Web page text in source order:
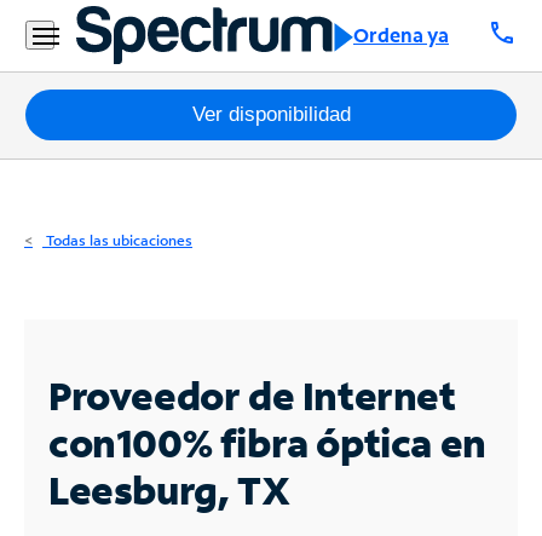
Ordena ya call
Residencial
Business
Paquetes
Internet
Business
Contáctanos
Ver disponibilidad
Todas las ubicaciones
Proveedor de Internet
con100% fibra óptica en
Leesburg, TX